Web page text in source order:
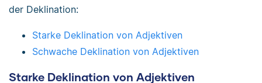
der Deklination:
Starke Deklination von Adjektiven
Schwache Deklination von Adjektiven
Starke Deklination von Adjektiven